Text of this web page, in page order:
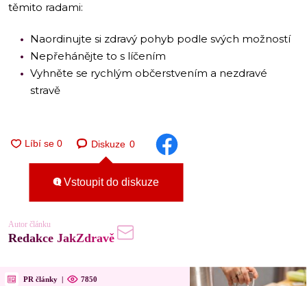
těmito radami:
Naordinujte si zdravý pohyb podle svých možností
Nepřehánějte to s líčením
Vyhněte se rychlým občerstvením a nezdravé
stravě
Diskuze 0
Vstoupit do diskuze
Autor článku
Redakce JakZdravě
PR články | 7850